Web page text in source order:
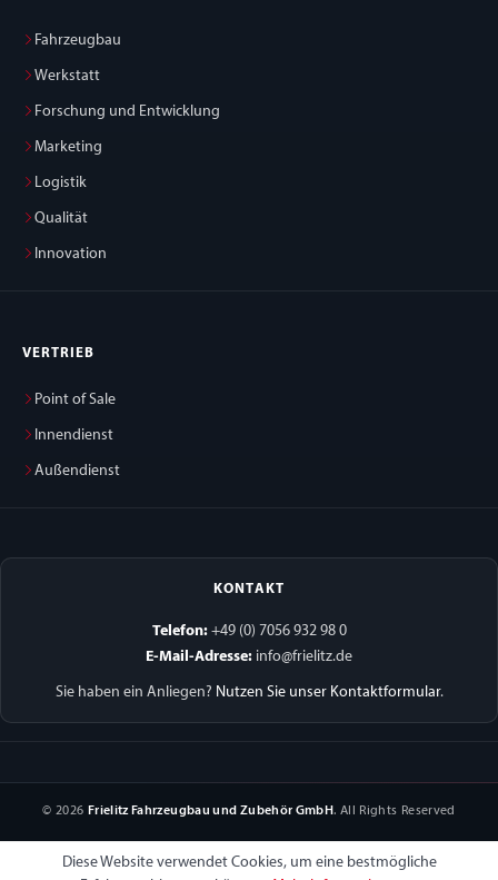
Fahrzeugbau
Werkstatt
Forschung und Entwicklung
Marketing
Logistik
Qualität
Innovation
VERTRIEB
Point of Sale
Innendienst
Außendienst
KONTAKT
Telefon:+49 (0) 7056 932 98 0
E-Mail-Adresse: info@frielitz.de
Sie haben ein Anliegen? Nutzen Sie unser Kontaktformular.
© 2026 Frielitz Fahrzeugbau und Zubehör GmbH. All Rights Reserved
Diese Website verwendet Cookies, um eine bestmögliche